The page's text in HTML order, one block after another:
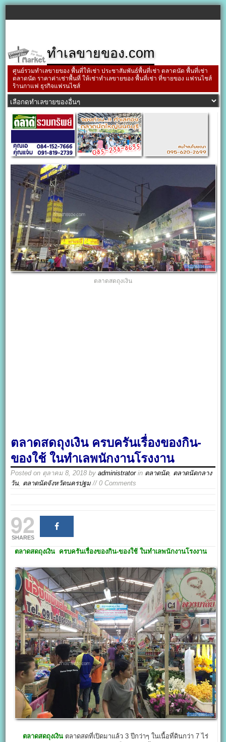
ทำเลขายของ.com
ศูนย์รวมทำเลขายของ พื้นที่ให้เช่า ประชาสัมพันธ์พื้นที่เช่า ตลาดนัด พื้นที่เช่า
ตลาดนัด ราคาค่าเช่าพื้นที่ ให้เช่าทำเลขายของ พื้นที่เช่า ที่ขายของ แฟรนไชส์
ร้านกาแฟ ธุรกิจแฟรนไชส์
ตลาดสดถุงเงิน
ตลาดสดถุงเงิน ครบครันเรื่องของกิน-
ของใช้ ในทำเลพนักงานโรงงาน
Posted on ตุลาคม 8, 2018 byadministratorin ตลาดนัด, ตลาดนัดกลาง
วัน, ตลาดนัดจังหวัดนครปฐม // 0 Comments
92
SHARES
ตลาดสดถุงเงิน ครบครันเรื่องของกิน-ของใช้ ในทำเลพนักงานโรงงาน
ตลาดสดถุงเงิน ตลาดสดที่เปิดมาแล้ว 3 ปีกว่าๆ ในเนื้อที่ดินกว่า 7 ไร่